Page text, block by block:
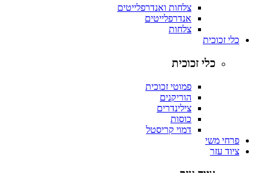
צלחות ואנדרפלייטים
אנדרפלייטים
צלחות
כלי זכוכית
כלי זכוכית
פמוטי זכוכית
הוריקנים
צילינדרים
כוסות
דמוי קריסטל
פרחי משי
ציוד עזר